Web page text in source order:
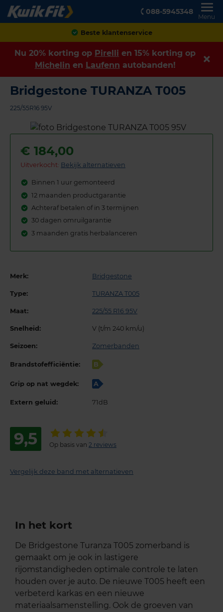
088-5945348
Menu
Achteraf betalen
Nu 20% korting op Pirelli en 15% korting op
Michelin en Laufenn autobanden!
Bridgestone TURANZA T005
225/55R16 95V
€ 184,00
Uitverkocht: Bekijk alternatieven
Binnen 1 uur gemonteerd
12 maanden productgarantie
Achteraf betalen of in 3 termijnen
30 dagen omruilgarantie
3 maanden gratis herbalanceren
Merk: Bridgestone
Type: TURANZA T005
Maat: 225/55 R16 95V
Snelheid: V (t/m 240 km/u)
Seizoen: Zomerbanden
Brandstofefficiëntie: B
Grip op nat wegdek: A
Extern geluid: 71dB
9,5 Op basis van 2 reviews
Vergelijk deze band met alternatieven
In het kort
De Bridgestone Turanza T005 zomerband is
gemaakt om je ook in lastigere
rijomstandigheden optimale controle te laten
houden over je auto. De nieuwe T005 heeft een
verbeterd karkas en een nieuwe
materiaalsamenstelling. Ook de groeven van